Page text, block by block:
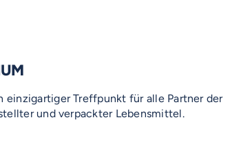
einzigartiger Treffpunkt für alle Partner der
und verpackter Lebensmittel.